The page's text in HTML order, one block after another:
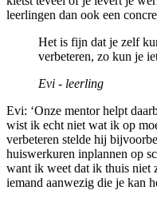
leerlingen dan ook een
Het is fijn dat je zelf
verbeteren, zo kun je
Evi - leerling
Evi: ‘Onze mentor helpt
wist ik echt niet wat ik op
verbeteren stelde hij
huiswerkuren inplannen op
want ik weet dat ik thuis niet
iemand aanwezig die je kan